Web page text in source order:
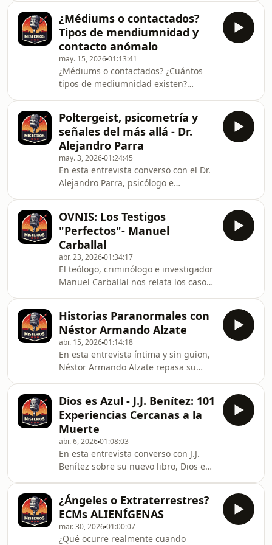
conversación
desconcertantes de la experiencia
humana: anomalías, percepción
extrasensorial, posesiones,
experiencias cercanas a la muerte y
otros casos que parecen situarse en
el límite de lo que hoy llamamos
realidad. ¿Dónde termina la
explicación científica y dónde empieza
lo
¿Médiums o contactados?
Tipos de mendiumnidad y
contacto anómalo
may. 15, 202601:13:41
¿Médiums o contactados? ¿Cuántos
tipos de mediumnidad existen?
espiritualistas eduardianos /
victorianos -Médiums espíritas
kardecianos -Espiritismo
marialioncero -Médiums de la Nueva
Era -Psicometría y otros episodios de
contacto anómalo -Médiums
canalizadores de entidades
alienígenas -Ciencia y mediumnidad
Poltergeist, psicometría y
señales del más allá - Dr.
Alejandro Parra
may. 3, 202601:24:45
En esta entrevista converso con el Dr.
Alejandro Parra, psicólogo e
los casos más inquietantes que ha
estudiado: avisos de fallecidos que
salvan vidas, fenómenos poltergeist,
psicometría, percepción
extrasensorial y el método Ganzfeld.
¿Son simples coincidencias?
¿Manifestaciones de la mente? ¿O
señales de una realidad que todavía
OVNIS: Los Testigos
"Perfectos"- Manuel
Carballal
abr. 23, 202601:34:17
El teólogo, criminólogo e investigador
Manuel Carballal nos relata los caso
últimas décadas, como estas: ¿Qué vio
el teniente General Lens Astray? ¿Cuál
era el monstruo al que se refería?
¿Una inmensa nave alienígena? ¿Qué
eran esas voces de niños que se
colaron en su casco de aviador?
Cosmonautas rusos de la estació
Historias Paranormales con
Néstor Armando Alzate
abr. 15, 202601:14:18
En esta entrevista íntima y sin guion,
Néstor Armando Alzate repasa su
los casos reales más fascinantes de
su carrera. Figura histórica de la radio
nocturna en español, Néstor ha
dedicado décadas a investigar, narrar
y reflexionar sobre aquello que no
encaja en los márgenes de lo
convencional. Desde sucesos extraños
hasta re
Dios es Azul - J.J. Benítez: 101
Experiencias Cercanas a la
Muerte
abr. 6, 202601:08:03
En esta entrevista converso con J.J.
Benítez sobre su nuevo libro, Dios es
de experiencias cercanas a la muerte
y plantea una de las preguntas más
antiguas y estremecedoras de la
humanidad: ¿qué ocurre después de
¿Ángeles o Extraterrestres?
ECMs ALIENÍGENAS
mar. 30, 202601:00:07
¿Qué ocurre realmente cuando